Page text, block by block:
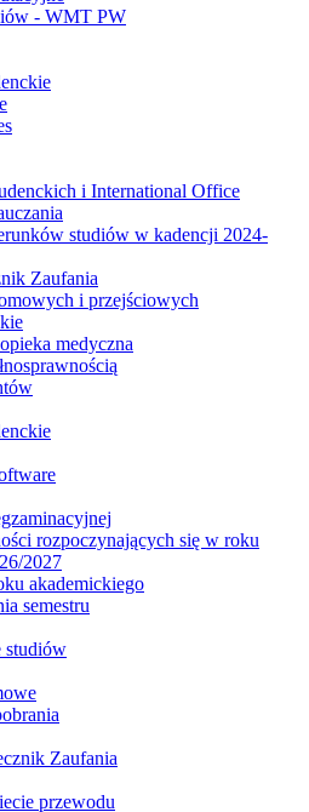
- WMT PW
i International Office
studiów w kadencji 2024-
Zaufania
i przejściowych
medyczna
rozpoczynających się w roku
2027
akademickiego
semestru
studiów
Zaufania
przewodu